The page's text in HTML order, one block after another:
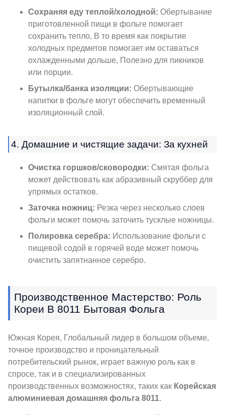
Сохраняя еду теплой/холодной: Обертывание
приготовленной пищи в фольге помогает
сохранить тепло, В то время как покрытие
холодных предметов помогает им оставаться
охлажденными дольше, Полезно для пикников
или порции.
Бутылка/банка изоляции: Обертывающие
напитки в фольге могут обеспечить временный
изоляционный слой.
4. Домашние и чистящие задачи: За кухней
Очистка горшков/сковородки: Смятая фольга
может действовать как абразивный скруббер для
упрямых остатков.
Заточка ножниц: Резка через несколько слоев
фольги может помочь заточить тусклые ножницы.
Полировка серебра: Использование фольги с
пищевой содой в горячей воде может помочь
очистить запятнанное серебро.
Производственное Мастерство: Роль
Кореи В 8011 Бытовая Фольга
Южная Корея, Глобальный лидер в большом объеме,
точное производство и проницательный
потребительский рынок, играет важную роль как в
спросе, так и в специализированных
производственных возможностях, таких как Корейская
алюминиевая домашняя фольга 8011.